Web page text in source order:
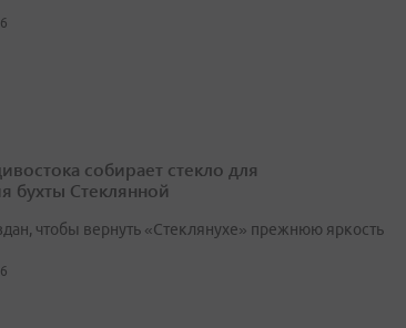
собирает стекло для
бухты Стеклянной
чтобы вернуть «Стеклянухе» прежнюю яркость